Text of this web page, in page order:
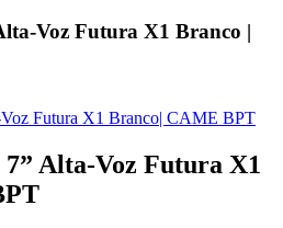
Voz Futura X1 Branco |
Alta-Voz Futura X1